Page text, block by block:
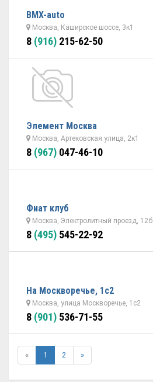
BMX-auto
Москва, Каширское шоссе, 3к1
8 (916) 215-62-50
Элемент Москва
Москва, Артековская улица, 2к1
8 (967) 047-46-10
Фиат клуб
Москва, Электролитный проезд, 12б
8 (495) 545-22-92
На Москворечье, 1с2
Москва, улица Москворечье, 1с2
8 (901) 536-71-55
« 1 2 »